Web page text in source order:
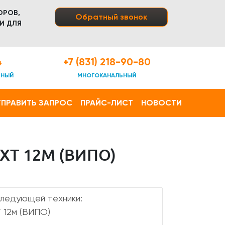
ДЛЯ
Обратный звонок
+7 (831) 218-90-80
МНОГОКАНАЛЬНЫЙ
ЗАПРОС ПРАЙС-ЛИСТ НОВОСТИ
12М (ВИПО)